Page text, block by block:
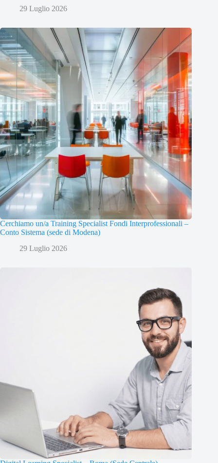
29 Luglio 2026
Cerchiamo un/a Training Specialist Fondi Interprofessionali –
Conto Sistema (sede di Modena)
29 Luglio 2026